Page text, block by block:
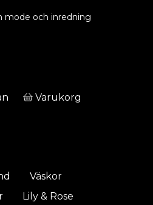
mode och inredning
Varukorg
Väskor
Lily & Rose